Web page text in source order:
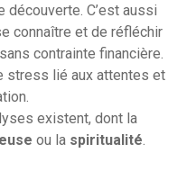
découverte. C’est aussi
connaître et de réfléchir
contrainte financière.
stress lié aux attentes et
existent, dont la
ou la spiritualité